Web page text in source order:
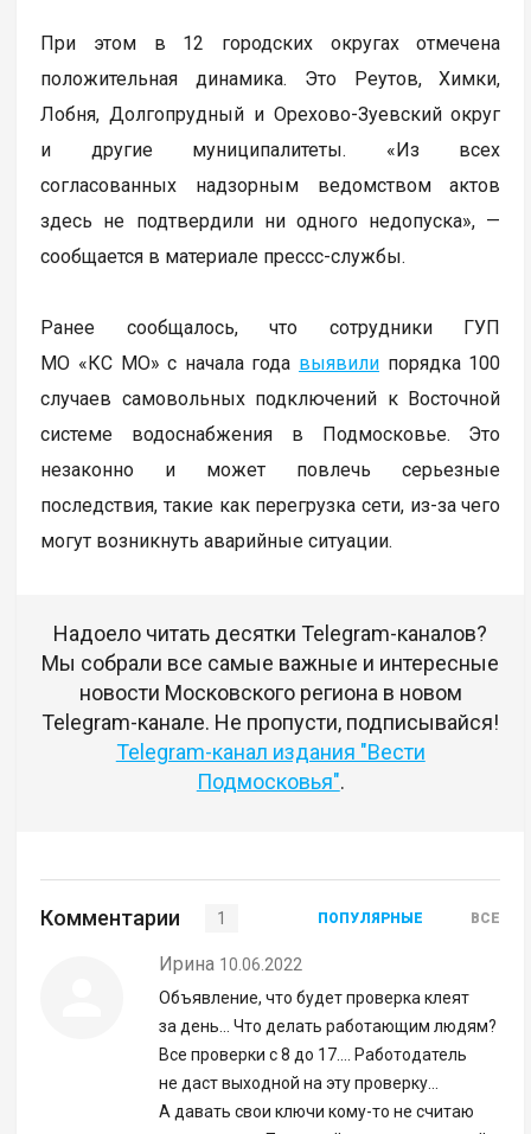
При этом в 12 городских округах отмечена
положительная динамика. Это Реутов, Химки,
Лобня, Долгопрудный и Орехово-Зуевский округ
и другие муниципалитеты. «Из всех
согласованных надзорным ведомством актов
здесь не подтвердили ни одного недопуска», —
сообщается в материале прессс-службы.
Ранее сообщалось, что сотрудники ГУП
МО «КС МО» с начала года выявили порядка 100
случаев самовольных подключений к Восточной
системе водоснабжения в Подмосковье. Это
незаконно и может повлечь серьезные
последствия, такие как перегрузка сети, из-за чего
могут возникнуть аварийные ситуации.
Надоело читать десятки Telegram-каналов?
Мы собрали все самые важные и интересные
новости Московского региона в новом
Telegram-канале. Не пропусти, подписывайся!
Telegram-канал издания "Вести
Подмосковья".
Комментарии 1 ПОПУЛЯРНЫЕ ВСЕ
Ирина 10.06.2022
Объявление, что будет проверка клеят
за день... Что делать работающим людям?
Все проверки с 8 до 17.... Работодатель
не даст выходной на эту проверку...
А давать свои ключи кому-то не считаю